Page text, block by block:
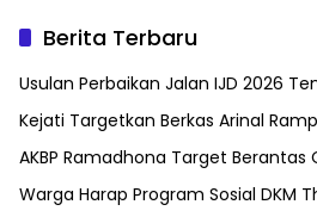
Berita Terbaru
Usulan Perbaikan Jalan IJD 2026
Kejati Targetkan Berkas Arinal
AKBP Ramadhona Target Berantas
Warga Harap Program Sosial DKM